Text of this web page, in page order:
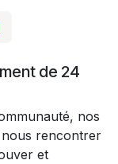
de 24
nos
nous rencontrer
et